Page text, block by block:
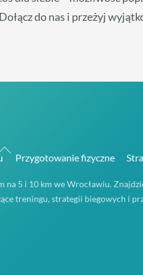
do nas i przeżyj
Back
Top
Przygotowanie fizyczne
na 5 i 10 km we Wrocławiu.
treningu, strategii biegowych i